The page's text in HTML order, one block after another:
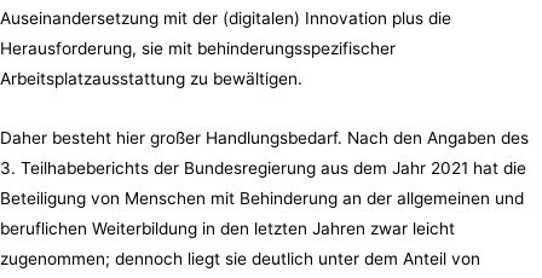
Auseinandersetzung mit der (digitalen) Innovation plus die
Herausforderung, sie mit behinderungsspezifischer
Arbeitsplatzausstattung zu bewältigen.
Daher besteht hier großer Handlungsbedarf. Nach den Angaben des
3. Teilhabeberichts der Bundesregierung aus dem Jahr 2021 hat die
Beteiligung von Menschen mit Behinderung an der allgemeinen und
beruflichen Weiterbildung in den letzten Jahren zwar leicht
zugenommen; dennoch liegt sie deutlich unter dem Anteil von